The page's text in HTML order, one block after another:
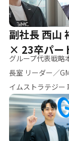
副社長 西山
× 23卒パー
ー（M.K）
グループ代表戦略
長室 リーダー／
イムストラテジー